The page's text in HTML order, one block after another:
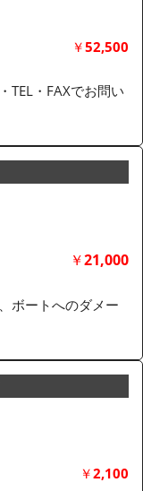
￥52,500
TEL・FAXでお問い
￥21,000
ボートへのダメー
￥2,100